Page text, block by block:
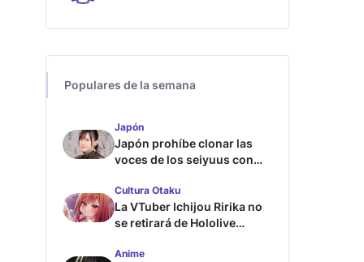
Populares de la semana
Japón
Japón prohíbe clonar las
voces de los seiyuus con
Cultura Otaku
La VTuber Ichijou Ririka no
se retirará de Hololive
Anime